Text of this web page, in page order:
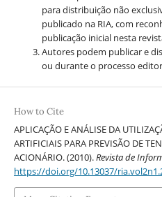
para distribuição não
publicado na RIA, com
publicação inicial nesta
Autores podem publicar e
ou durante o processo
How to Cite
APLICAÇÃO E ANÁLISE DA
ARTIFICIAIS PARA PREVISÃO DE
ACIONÁRIO. (2010).Revista de
https://doi.org/10.13037/